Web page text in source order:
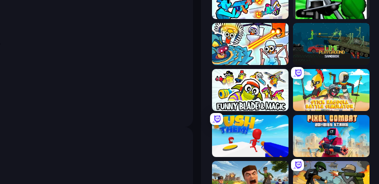
Gravity Arena Shooter Stickman: Legacy of Zombie War
Toilets Worms Shooter
Funny Blade & Magic Stick Ragdoll Battle Simulator
Pixel Combat: Zombies Strike